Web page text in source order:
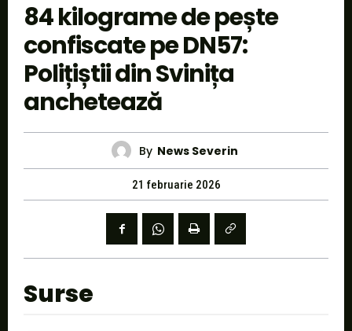
84 kilograme de pește
confiscate pe DN57:
Polițiștii din Svinița
anchetează
By News Severin
21 februarie 2026
Surse